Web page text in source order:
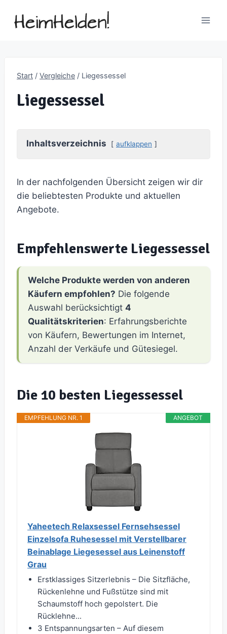
Inhalt
Start / Vergleiche / Liegessessel
Liegessessel
Inhaltsverzeichnis aufklappen
In der nachfolgenden Übersicht zeigen wir dir
die beliebtesten Produkte und aktuellen
Angebote.
Empfehlenswerte Liegessessel
Welche Produkte werden von anderen
Käufern empfohlen? Die folgende
Auswahl berücksichtigt 4
Qualitätskriterien: Erfahrungsberichte
von Käufern, Bewertungen im Internet,
Anzahl der Verkäufe und Gütesiegel.
Die 10 besten Liegessessel
ANGEBOT
EMPFEHLUNG NR. 1
Yaheetech Relaxsessel Fernsehsessel
Einzelsofa Ruhesessel mit Verstellbarer
Beinablage Liegesessel aus Leinenstoff
Grau
Erstklassiges Sitzerlebnis – Die Sitzfläche,
Rückenlehne und Fußstütze sind mit
Schaumstoff hoch gepolstert. Die
Rücklehne...
3 Entspannungsarten – Auf diesem